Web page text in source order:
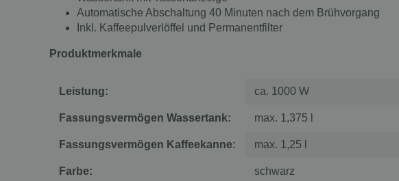
Automatische Abschaltung 40 Minuten nach dem Brühvorgang
Inkl. Kaffeepulverlöffel und Permanentfilter
Produktmerkmale
Leistung: ca. 1000 W
Fassungsvermögen Wassertank: max. 1,375 l
Fassungsvermögen Kaffeekanne: max. 1,25 l
Farbe: schwarz